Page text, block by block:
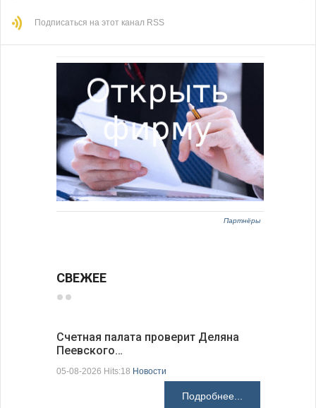
Подписаться на этот канал RSS
Партнёры
СВЕЖЕЕ
Счетная палата проверит Деляна
Пеевского…
05-08-2026 Hits:18 Новости
Подробнее...